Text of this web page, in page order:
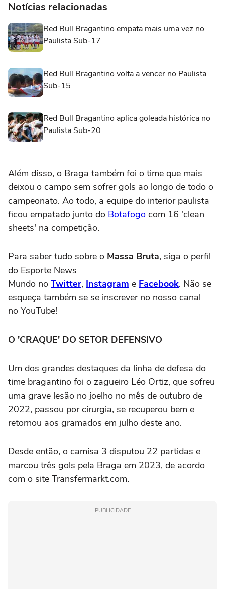
Notícias relacionadas
Red Bull Bragantino empata mais uma vez no
Paulista Sub-17
Red Bull Bragantino volta a vencer no Paulista
Sub-15
Red Bull Bragantino aplica goleada histórica no
Paulista Sub-20
Além disso, o Braga também foi o time que mais
deixou o campo sem sofrer gols ao longo de todo o
campeonato. Ao todo, a equipe do interior paulista
ficou empatado junto do Botafogo com 16 'clean
sheets' na competição.
Para saber tudo sobre o Massa Bruta, siga o perfil
do Esporte News
Mundo no Twitter, Instagram e Facebook. Não se
esqueça também se se inscrever no nosso canal
no YouTube!
O 'CRAQUE' DO SETOR DEFENSIVO
Um dos grandes destaques da linha de defesa do
time bragantino foi o zagueiro Léo Ortiz, que sofreu
uma grave lesão no joelho no mês de outubro de
2022, passou por cirurgia, se recuperou bem e
retornou aos gramados em julho deste ano.
Desde então, o camisa 3 disputou 22 partidas e
marcou três gols pela Braga em 2023, de acordo
com o site Transfermarkt.com.
PUBLICIDADE